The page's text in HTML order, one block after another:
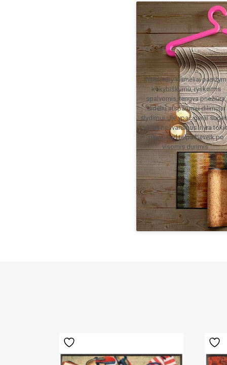
Wash+dry kilimėliai
kokybiškumu, ryškomis
spalvomis, lengva priežiūra,
dideliu atsparumu dilimui ir
slydimui. Jie ypač gerai
visus nešvarumus ir yra
ploni, kad telpa beveik po
visomis durimis.